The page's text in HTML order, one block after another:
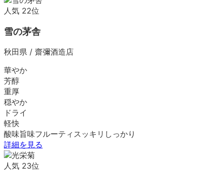
人気 22位
雪の茅舎
秋田県 / 齋彌酒造店
華やか
芳醇
重厚
穏やか
ドライ
軽快
酸味旨味フルーティ スッキリ しっかり
詳細を見る
人気 23位